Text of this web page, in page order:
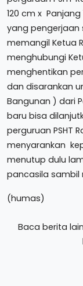
120 cm x
yang pengerjaan
memangil Ketua
menghubungi
menghentikan
dan disarankan
Bangunan ) dari
baru bisa
perguruan PSHT
menyarankan
menutup dulu
pancasila sambil
(humas)
Baca berita